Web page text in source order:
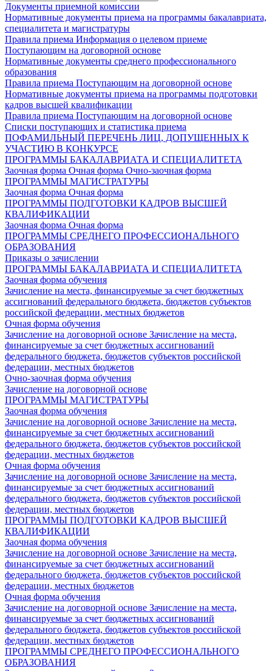
Документы приемной комиссии
Нормативные документы приема на программы бакалавриата,
специалитета и магистратуры
Правила приема Информация о целевом приеме
Поступающим на договорной основе
Нормативные документы среднего профессионального
образования
Правила приема Поступающим на договорной основе
Нормативные документы приема на программы подготовки
кадров высшей квалификации
Правила приема Поступающим на договорной основе
Списки поступающих и статистика приема
ПОФАМИЛЬНЫЙ ПЕРЕЧЕНЬ ЛИЦ, ДОПУЩЕННЫХ К
УЧАСТИЮ В КОНКУРСЕ
ПРОГРАММЫ БАКАЛАВРИАТА И СПЕЦИАЛИТЕТА
Заочная форма Очная форма Очно-заочная форма
ПРОГРАММЫ МАГИСТРАТУРЫ
Заочная форма Очная форма
ПРОГРАММЫ ПОДГОТОВКИ КАДРОВ ВЫСШЕЙ
КВАЛИФИКАЦИИ
Заочная форма Очная форма
ПРОГРАММЫ СРЕДНЕГО ПРОФЕССИОНАЛЬНОГО
ОБРАЗОВАНИЯ
Приказы о зачислении
ПРОГРАММЫ БАКАЛАВРИАТА И СПЕЦИАЛИТЕТА
Заочная форма обучения
Зачисление на места, финансируемые за счет бюджетных
ассигнований федерального бюджета, бюджетов субъектов
российской федерации, местных бюджетов
Очная форма обучения
Зачисление на договорной основе Зачисление на места,
финансируемые за счет бюджетных ассигнований
федерального бюджета, бюджетов субъектов российской
федерации, местных бюджетов
Очно-заочная форма обучения
Зачисление на договорной основе
ПРОГРАММЫ МАГИСТРАТУРЫ
Заочная форма обучения
Зачисление на договорной основе Зачисление на места,
финансируемые за счет бюджетных ассигнований
федерального бюджета, бюджетов субъектов российской
федерации, местных бюджетов
Очная форма обучения
Зачисление на договорной основе Зачисление на места,
финансируемые за счет бюджетных ассигнований
федерального бюджета, бюджетов субъектов российской
федерации, местных бюджетов
ПРОГРАММЫ ПОДГОТОВКИ КАДРОВ ВЫСШЕЙ
КВАЛИФИКАЦИИ
Заочная форма обучения
Зачисление на договорной основе Зачисление на места,
финансируемые за счет бюджетных ассигнований
федерального бюджета, бюджетов субъектов российской
федерации, местных бюджетов
Очная форма обучения
Зачисление на договорной основе Зачисление на места,
финансируемые за счет бюджетных ассигнований
федерального бюджета, бюджетов субъектов российской
федерации, местных бюджетов
ПРОГРАММЫ СРЕДНЕГО ПРОФЕССИОНАЛЬНОГО
ОБРАЗОВАНИЯ